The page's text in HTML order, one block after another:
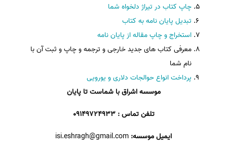
چاپ کتاب در تیراژ دلخواه شما
تبدیل پایان نامه به کتاب
استخراج و چاپ مقاله از پایان نامه
معرفی کتاب های جدید خارجی و ترجمه و چاپ و ثبت آن با
نام شما
پرداخت انواع حوالجات دلاری و یورویی
موسسه اشراق با شماست تا پایان
تلفن تماس : 09149724933
ایمیل موسسه: isi.eshragh@gmail.com